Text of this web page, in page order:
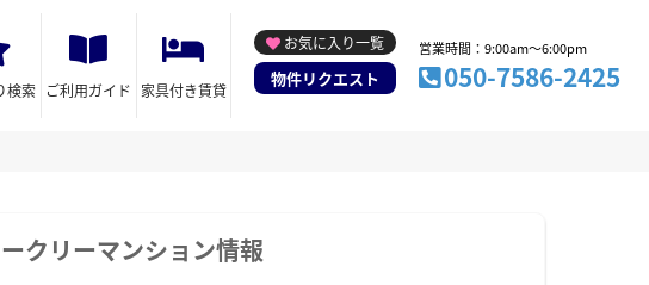
検索 ご利用ガイド 家具付き賃貸
お気に入り一覧
物件リクエスト
営業時間：9:00am～6:00pm
050-7586-2425
クリーマンション情報